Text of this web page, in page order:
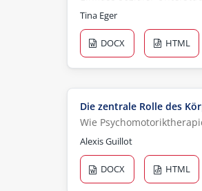
Tina Eger
DOCX
HTML
Die zentrale Rolle des
Wie
Alexis Guillot
DOCX
HTML